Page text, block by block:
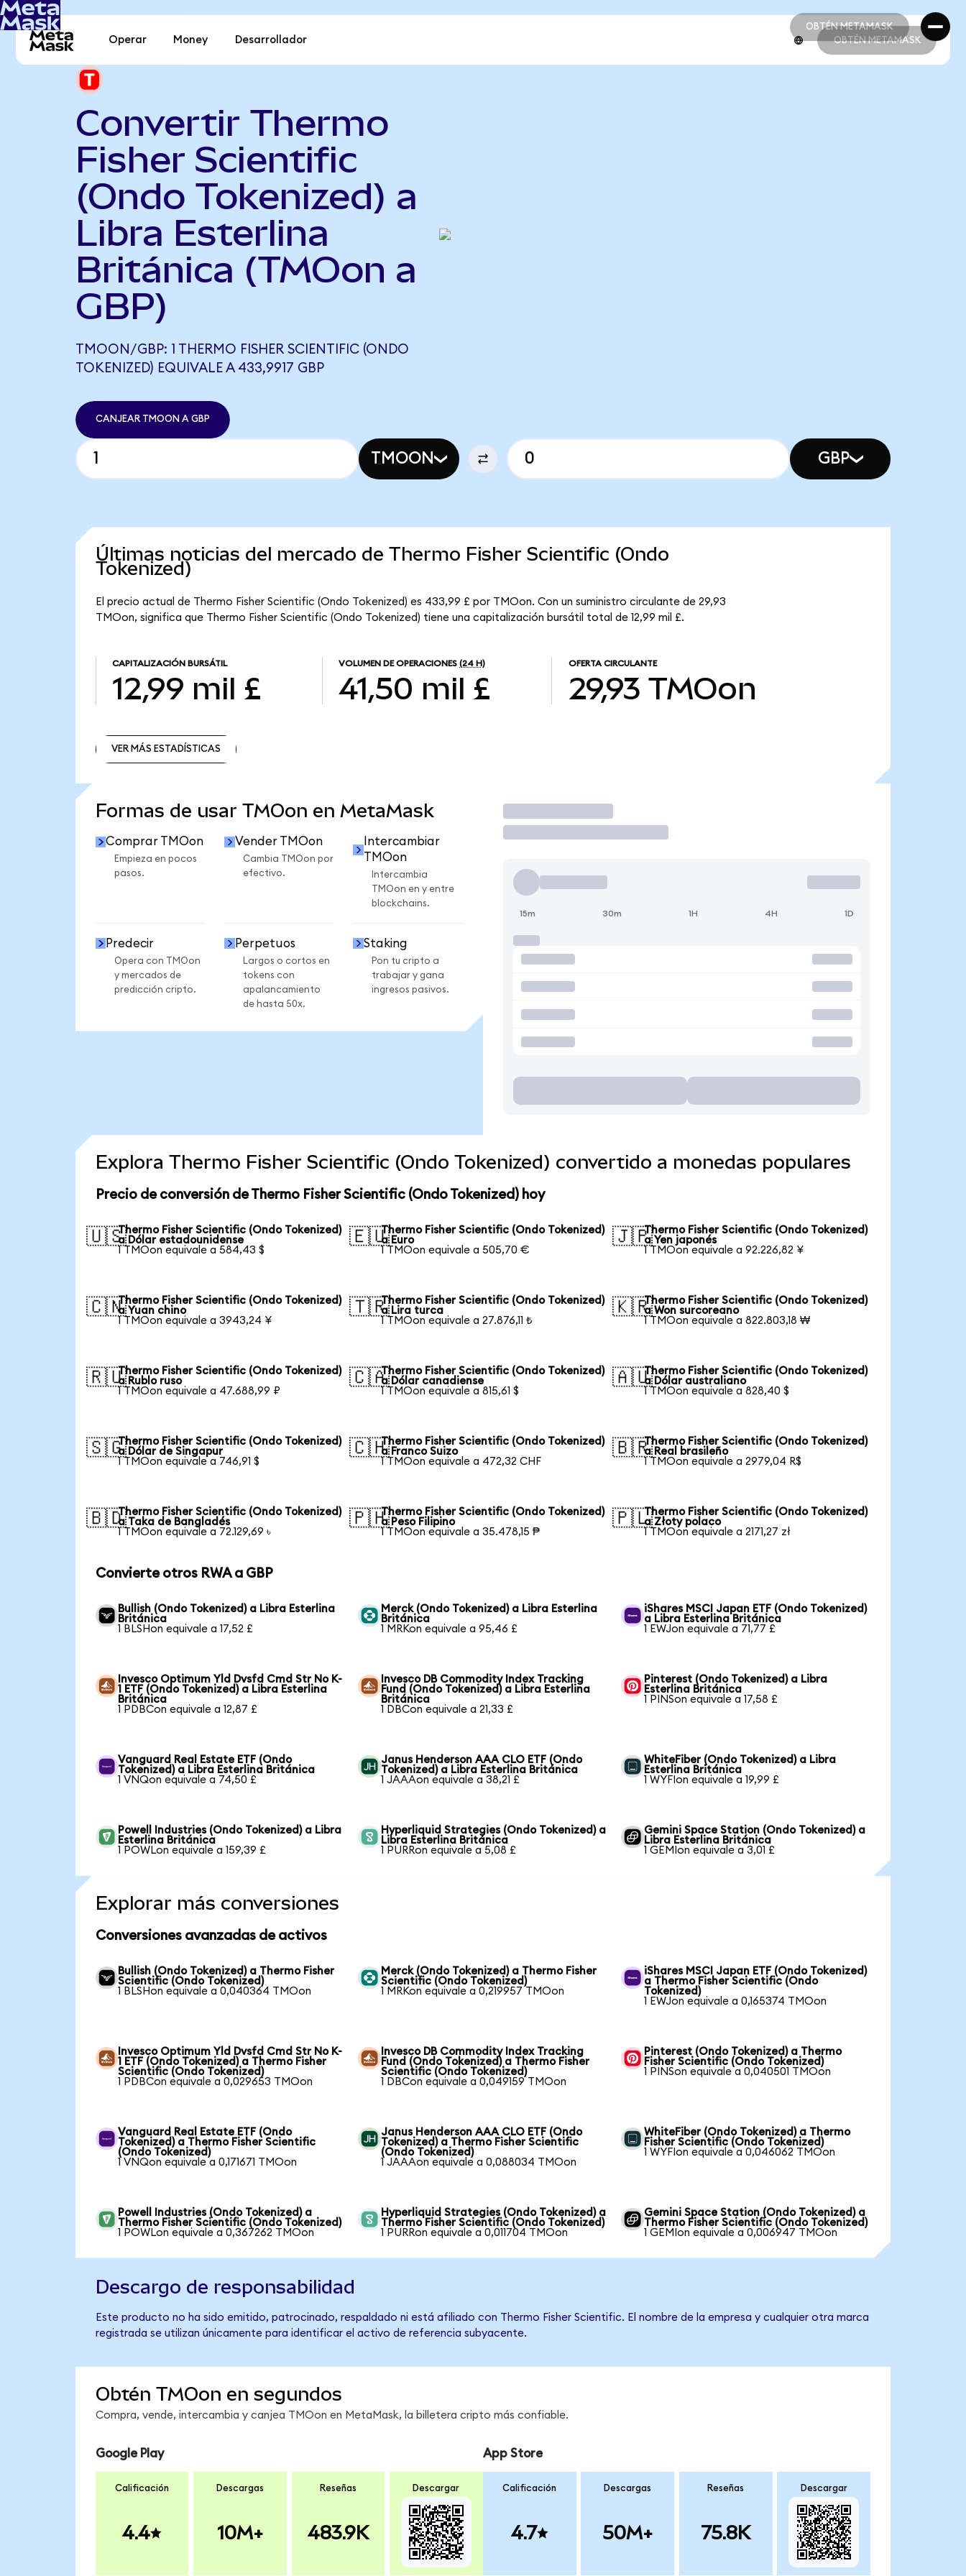
OBTÉN METAMASK
OBTÉN METAMASK
Operar Money Desarrollador OBTÉN METAMASK
Convertir Thermo
Fisher Scientific
(Ondo Tokenized) a
Libra Esterlina
Británica (TMOon a
GBP)
TMOON/GBP: 1 THERMO FISHER SCIENTIFIC (ONDO
TOKENIZED) EQUIVALE A 433,9917 GBP
CANJEAR TMOON A GBP
TMOON GBP
Últimas noticias del mercado de Thermo Fisher Scientific (Ondo
Tokenized)
El precio actual de Thermo Fisher Scientific (Ondo Tokenized) es 433,99 £ por TMOon. Con un suministro circulante de 29,93
TMOon, significa que Thermo Fisher Scientific (Ondo Tokenized) tiene una capitalización bursátil total de 12,99 mil £.
CAPITALIZACIÓN BURSÁTIL
12,99 mil £
VOLUMEN DE OPERACIONES (24 H)
41,50 mil £
OFERTA CIRCULANTE
29,93 TMOon
VER MÁS ESTADÍSTICAS
Formas de usar TMOon en MetaMask
Comprar TMOon
Empieza en pocos
pasos.
Vender TMOon
Cambia TMOon por
efectivo.
Intercambiar
TMOon
Intercambia
TMOon en y entre
blockchains.
Predecir
Opera con TMOon
y mercados de
predicción cripto.
Perpetuos
Largos o cortos en
tokens con
apalancamiento
de hasta 50x.
Staking
Pon tu cripto a
trabajar y gana
ingresos pasivos.
Operar
15m 30m 1H 4H 1D
Explora Thermo Fisher Scientific (Ondo Tokenized) convertido a monedas populares
Precio de conversión de Thermo Fisher Scientific (Ondo Tokenized) hoy
🇺🇸Thermo Fisher Scientific (Ondo Tokenized)
a Dólar estadounidense
1 TMOon equivale a 584,43 $
🇪🇺Thermo Fisher Scientific (Ondo Tokenized)
a Euro
1 TMOon equivale a 505,70 €
🇯🇵Thermo Fisher Scientific (Ondo Tokenized)
a Yen japonés
1 TMOon equivale a 92.226,82 ¥
🇨🇳Thermo Fisher Scientific (Ondo Tokenized)
a Yuan chino
1 TMOon equivale a 3943,24 ¥
🇹🇷Thermo Fisher Scientific (Ondo Tokenized)
a Lira turca
1 TMOon equivale a 27.876,11 ₺
🇰🇷Thermo Fisher Scientific (Ondo Tokenized)
a Won surcoreano
1 TMOon equivale a 822.803,18 ₩
🇷🇺Thermo Fisher Scientific (Ondo Tokenized)
a Rublo ruso
1 TMOon equivale a 47.688,99 ₽
🇨🇦Thermo Fisher Scientific (Ondo Tokenized)
a Dólar canadiense
1 TMOon equivale a 815,61 $
🇦🇺Thermo Fisher Scientific (Ondo Tokenized)
a Dólar australiano
1 TMOon equivale a 828,40 $
🇸🇬Thermo Fisher Scientific (Ondo Tokenized)
a Dólar de Singapur
1 TMOon equivale a 746,91 $
🇨🇭Thermo Fisher Scientific (Ondo Tokenized)
a Franco Suizo
1 TMOon equivale a 472,32 CHF
🇧🇷Thermo Fisher Scientific (Ondo Tokenized)
a Real brasileño
1 TMOon equivale a 2979,04 R$
🇧🇩Thermo Fisher Scientific (Ondo Tokenized)
a Taka de Bangladés
1 TMOon equivale a 72.129,69 ৳
🇵🇭Thermo Fisher Scientific (Ondo Tokenized)
a Peso Filipino
1 TMOon equivale a 35.478,15 ₱
🇵🇱Thermo Fisher Scientific (Ondo Tokenized)
a Złoty polaco
1 TMOon equivale a 2171,27 zł
Convierte otros RWA a GBP
Bullish (Ondo Tokenized) a Libra Esterlina
Británica
1 BLSHon equivale a 17,52 £
Merck (Ondo Tokenized) a Libra Esterlina
Británica
1 MRKon equivale a 95,46 £
iShares MSCI Japan ETF (Ondo Tokenized)
a Libra Esterlina Británica
1 EWJon equivale a 71,77 £
Invesco Optimum Yld Dvsfd Cmd Str No K-
1 ETF (Ondo Tokenized) a Libra Esterlina
Británica
1 PDBCon equivale a 12,87 £
Invesco DB Commodity Index Tracking
Fund (Ondo Tokenized) a Libra Esterlina
Británica
1 DBCon equivale a 21,33 £
Pinterest (Ondo Tokenized) a Libra
Esterlina Británica
1 PINSon equivale a 17,58 £
Vanguard Real Estate ETF (Ondo
Tokenized) a Libra Esterlina Británica
1 VNQon equivale a 74,50 £
Janus Henderson AAA CLO ETF (Ondo
Tokenized) a Libra Esterlina Británica
1 JAAAon equivale a 38,21 £
WhiteFiber (Ondo Tokenized) a Libra
Esterlina Británica
1 WYFIon equivale a 19,99 £
Powell Industries (Ondo Tokenized) a Libra
Esterlina Británica
1 POWLon equivale a 159,39 £
Hyperliquid Strategies (Ondo Tokenized) a
Libra Esterlina Británica
1 PURRon equivale a 5,08 £
Gemini Space Station (Ondo Tokenized) a
Libra Esterlina Británica
1 GEMIon equivale a 3,01 £
Explorar más conversiones
Conversiones avanzadas de activos
Bullish (Ondo Tokenized) a Thermo Fisher
Scientific (Ondo Tokenized)
1 BLSHon equivale a 0,040364 TMOon
Merck (Ondo Tokenized) a Thermo Fisher
Scientific (Ondo Tokenized)
1 MRKon equivale a 0,219957 TMOon
iShares MSCI Japan ETF (Ondo Tokenized)
a Thermo Fisher Scientific (Ondo
Tokenized)
1 EWJon equivale a 0,165374 TMOon
Invesco Optimum Yld Dvsfd Cmd Str No K-
1 ETF (Ondo Tokenized) a Thermo Fisher
Scientific (Ondo Tokenized)
1 PDBCon equivale a 0,029653 TMOon
Invesco DB Commodity Index Tracking
Fund (Ondo Tokenized) a Thermo Fisher
Scientific (Ondo Tokenized)
1 DBCon equivale a 0,049159 TMOon
Pinterest (Ondo Tokenized) a Thermo
Fisher Scientific (Ondo Tokenized)
1 PINSon equivale a 0,040501 TMOon
Vanguard Real Estate ETF (Ondo
Tokenized) a Thermo Fisher Scientific
(Ondo Tokenized)
1 VNQon equivale a 0,171671 TMOon
Janus Henderson AAA CLO ETF (Ondo
Tokenized) a Thermo Fisher Scientific
(Ondo Tokenized)
1 JAAAon equivale a 0,088034 TMOon
WhiteFiber (Ondo Tokenized) a Thermo
Fisher Scientific (Ondo Tokenized)
1 WYFIon equivale a 0,046062 TMOon
Powell Industries (Ondo Tokenized) a
Thermo Fisher Scientific (Ondo Tokenized)
1 POWLon equivale a 0,367262 TMOon
Hyperliquid Strategies (Ondo Tokenized) a
Thermo Fisher Scientific (Ondo Tokenized)
1 PURRon equivale a 0,011704 TMOon
Gemini Space Station (Ondo Tokenized) a
Thermo Fisher Scientific (Ondo Tokenized)
1 GEMIon equivale a 0,006947 TMOon
Descargo de responsabilidad
Este producto no ha sido emitido, patrocinado, respaldado ni está afiliado con Thermo Fisher Scientific. El nombre de la empresa y cualquier otra marca
registrada se utilizan únicamente para identificar el activo de referencia subyacente.
Obtén TMOon en segundos
Compra, vende, intercambia y canjea TMOon en MetaMask, la billetera cripto más confiable.
Google Play
Calificación
4.4
Descargas
10M+
Reseñas
483.9K
Descargar
App Store
Calificación
4.7
Descargas
50M+
Reseñas
75.8K
Descargar